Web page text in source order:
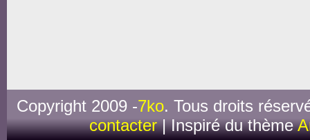
Copyright 2009 -7ko. Tous droits
contacter| Inspiré du thème